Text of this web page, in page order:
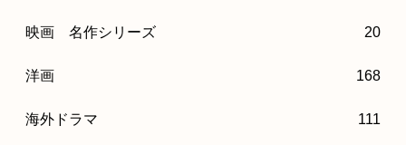
映画 名作シリーズ 20
洋画 168
海外ドラマ 111